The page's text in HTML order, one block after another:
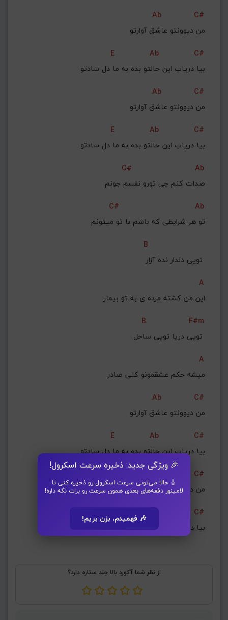
🎉 ویژگی جدید: ذخیره سرعت اسکرول!
🎸 حالا می‌تونی سرعت اسکرول رو ذخیره کنی تا
لامینور دفعه‌های بعدی همون سرعت رو برات نگه داره!
🎶 فهمیدم، بزن بریم!
Ab
C#
من دیوونتو عاشق آوارتو
E
Ab
C#
بیا دریاب این حالتو بده به ما دل سادتو
Ab
C#
من دیوونتو عاشق آوارتو
E
Ab
C#
بیا دریاب این حالتو بده به ما دل سادتو
C#
Ab
صدات کنم چی تورو نفسم جونم
C#
Ab
تو هر شرایطی که باشم با تو میتونم
B
A
این من کشته مرده ی به تو بیمار
B
F#m
A
میشه حکم عشقمونو کنی صادر
Ab
C#
من دیوونتو عاشق آوارتو
E
Ab
C#
بیا دریاب این حالتو بده به ما دل سادتو
Ab
C#
من دیوونتو عاشق آوارتو
Ab
C#
بیا دریاب این حالتو بده به ما دل سادتو
از نظر شما آکورد بالا چند ستاره دارد؟